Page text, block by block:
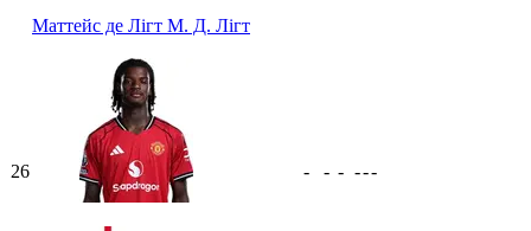
Маттейс де Лігт М. Д. Лігт
26 - - - ---